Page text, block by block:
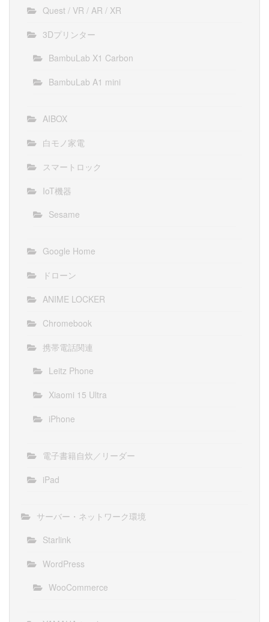
Quest / VR / AR / XR
3Dプリンター
BambuLab X1 Carbon
BambuLab A1 mini
AIBOX
白モノ家電
スマートロック
IoT機器
Sesame
Google Home
ドローン
ANIME LOCKER
Chromebook
携帯電話関連
Leitz Phone
Xiaomi 15 Ultra
iPhone
電子書籍自炊／リーダー
iPad
サーバー・ネットワーク環境
Starlink
WordPress
WooCommerce